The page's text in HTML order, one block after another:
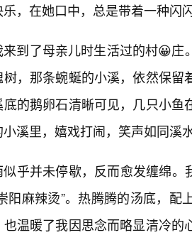
，在她口中，总是带着一种闪
来到了母亲儿时生活过的村😀
，那条蜿蜒的小溪，依然保
底的鹅卵石清晰可见，几只小
溪里，嬉戏打闹，笑声如同溪
似乎并未停歇，反而愈发缠绵
阳麻辣烫”。热腾腾的汤底，
也温暖了我因思念而略显清冷